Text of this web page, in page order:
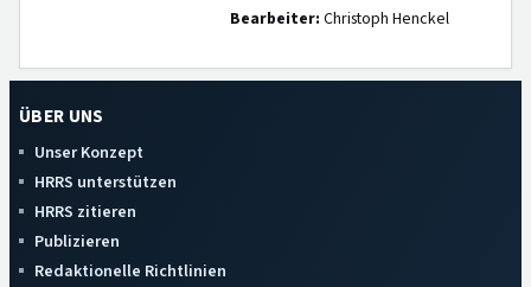
Bearbeiter: Christoph Henckel
ÜBER UNS
Unser Konzept
HRRS unterstützen
HRRS zitieren
Publizieren
Redaktionelle Richtlinien